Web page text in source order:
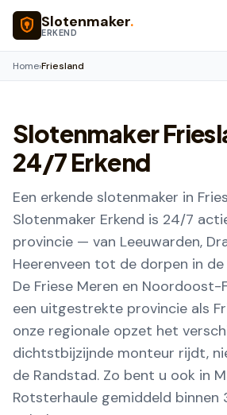
Naar hoofdinhoud
Slotenmaker.
ERKEND
Home›Friesland
Slotenmaker
24/7 Erkend
Een erkende slotenmaker in
Slotenmaker Erkend is 24/7
provincie — van Leeuwarden,
Heerenveen tot de dorpen in
De Friese Meren en Noordoost-
een uitgestrekte provincie als
onze regionale opzet het
dichtstbijzijnde monteur rijdt,
de Randstad. Zo bent u ook in
Rotsterhaule gemiddeld